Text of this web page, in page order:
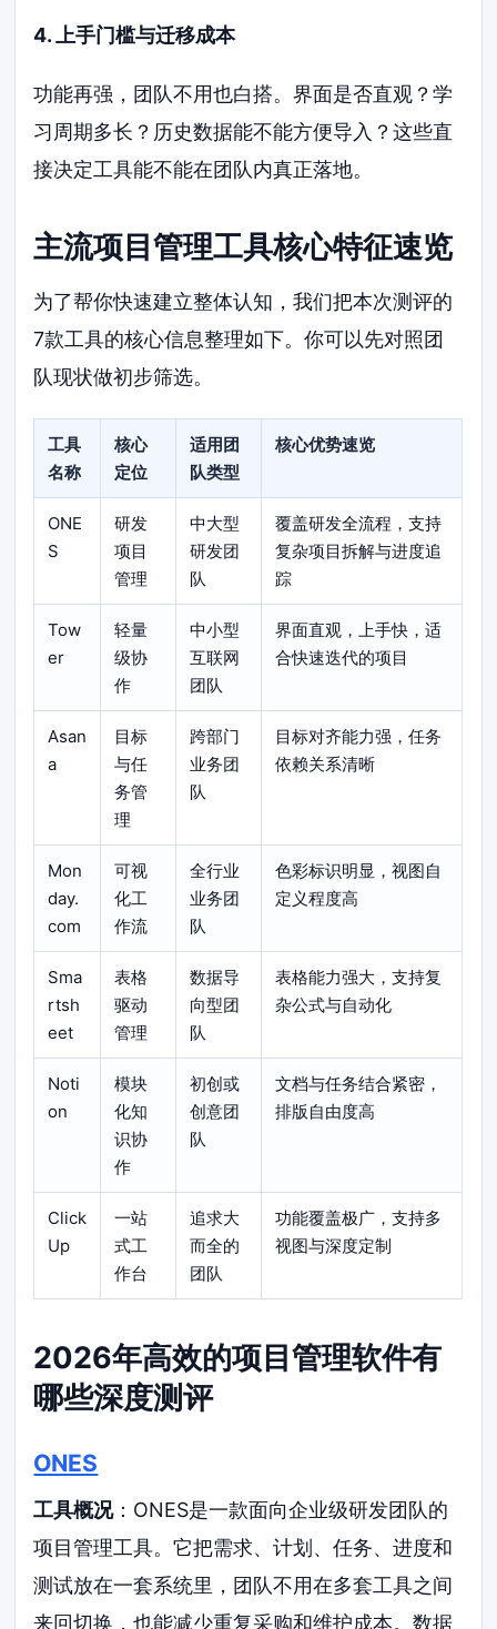
4. 上手门槛与迁移成本
功能再强，团队不用也白搭。界面是否直观？学
习周期多长？历史数据能不能方便导入？这些直
接决定工具能不能在团队内真正落地。
主流项目管理工具核心特征速览
为了帮你快速建立整体认知，我们把本次测评的
7款工具的核心信息整理如下。你可以先对照团
队现状做初步筛选。
工具
名称
核心
定位
适用团
队类型
核心优势速览
ONE
S
研发
项目
管理
中大型
研发团
队
覆盖研发全流程，支持
复杂项目拆解与进度追
踪
Tow
er
轻量
级协
作
中小型
互联网
团队
界面直观，上手快，适
合快速迭代的项目
Asan
a
目标
与任
务管
理
跨部门
业务团
队
目标对齐能力强，任务
依赖关系清晰
Mon
day.
com
可视
化工
作流
全行业
业务团
队
色彩标识明显，视图自
定义程度高
Sma
rtsh
eet
表格
驱动
管理
数据导
向型团
队
表格能力强大，支持复
杂公式与自动化
Noti
on
模块
化知
识协
作
初创或
创意团
队
文档与任务结合紧密，
排版自由度高
Click
Up
一站
式工
作台
追求大
而全的
团队
功能覆盖极广，支持多
视图与深度定制
2026年高效的项目管理软件有
哪些深度测评
ONES
工具概况：ONES是一款面向企业级研发团队的
项目管理工具。它把需求、计划、任务、进度和
测试放在一套系统里，团队不用在多套工具之间
来回切换，也能减少重复采购和维护成本。数据